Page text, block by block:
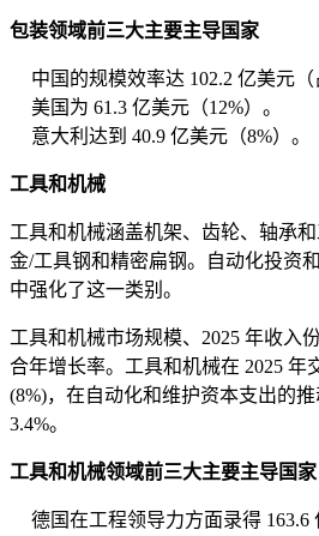
包装领域前三大主要主导国家
中国的规模效率达 102.2 亿美元（
美国为 61.3 亿美元（12%）。
意大利达到 40.9 亿美元（8%）。
工具和机械
工具和机械涵盖机架、齿轮、轴承
金/工具钢和精密扁钢。自动化投资
中强化了这一类别。
工具和机械市场规模、2025 年收入
合年增长率。工具和机械在 2025 年
(8%)，在自动化和维护资本支出的
3.4%。
工具和机械领域前三大主要主导国家
德国在工程领导力方面录得 163.6